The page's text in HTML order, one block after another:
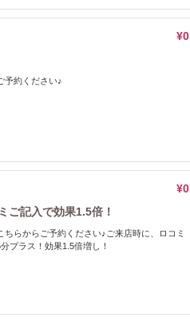
¥0
予約ください♪
¥0
ご記入で効果1.5倍！
らからご予約ください♪ご来店時に、ロコミ
プラス！効果1.5倍増し！